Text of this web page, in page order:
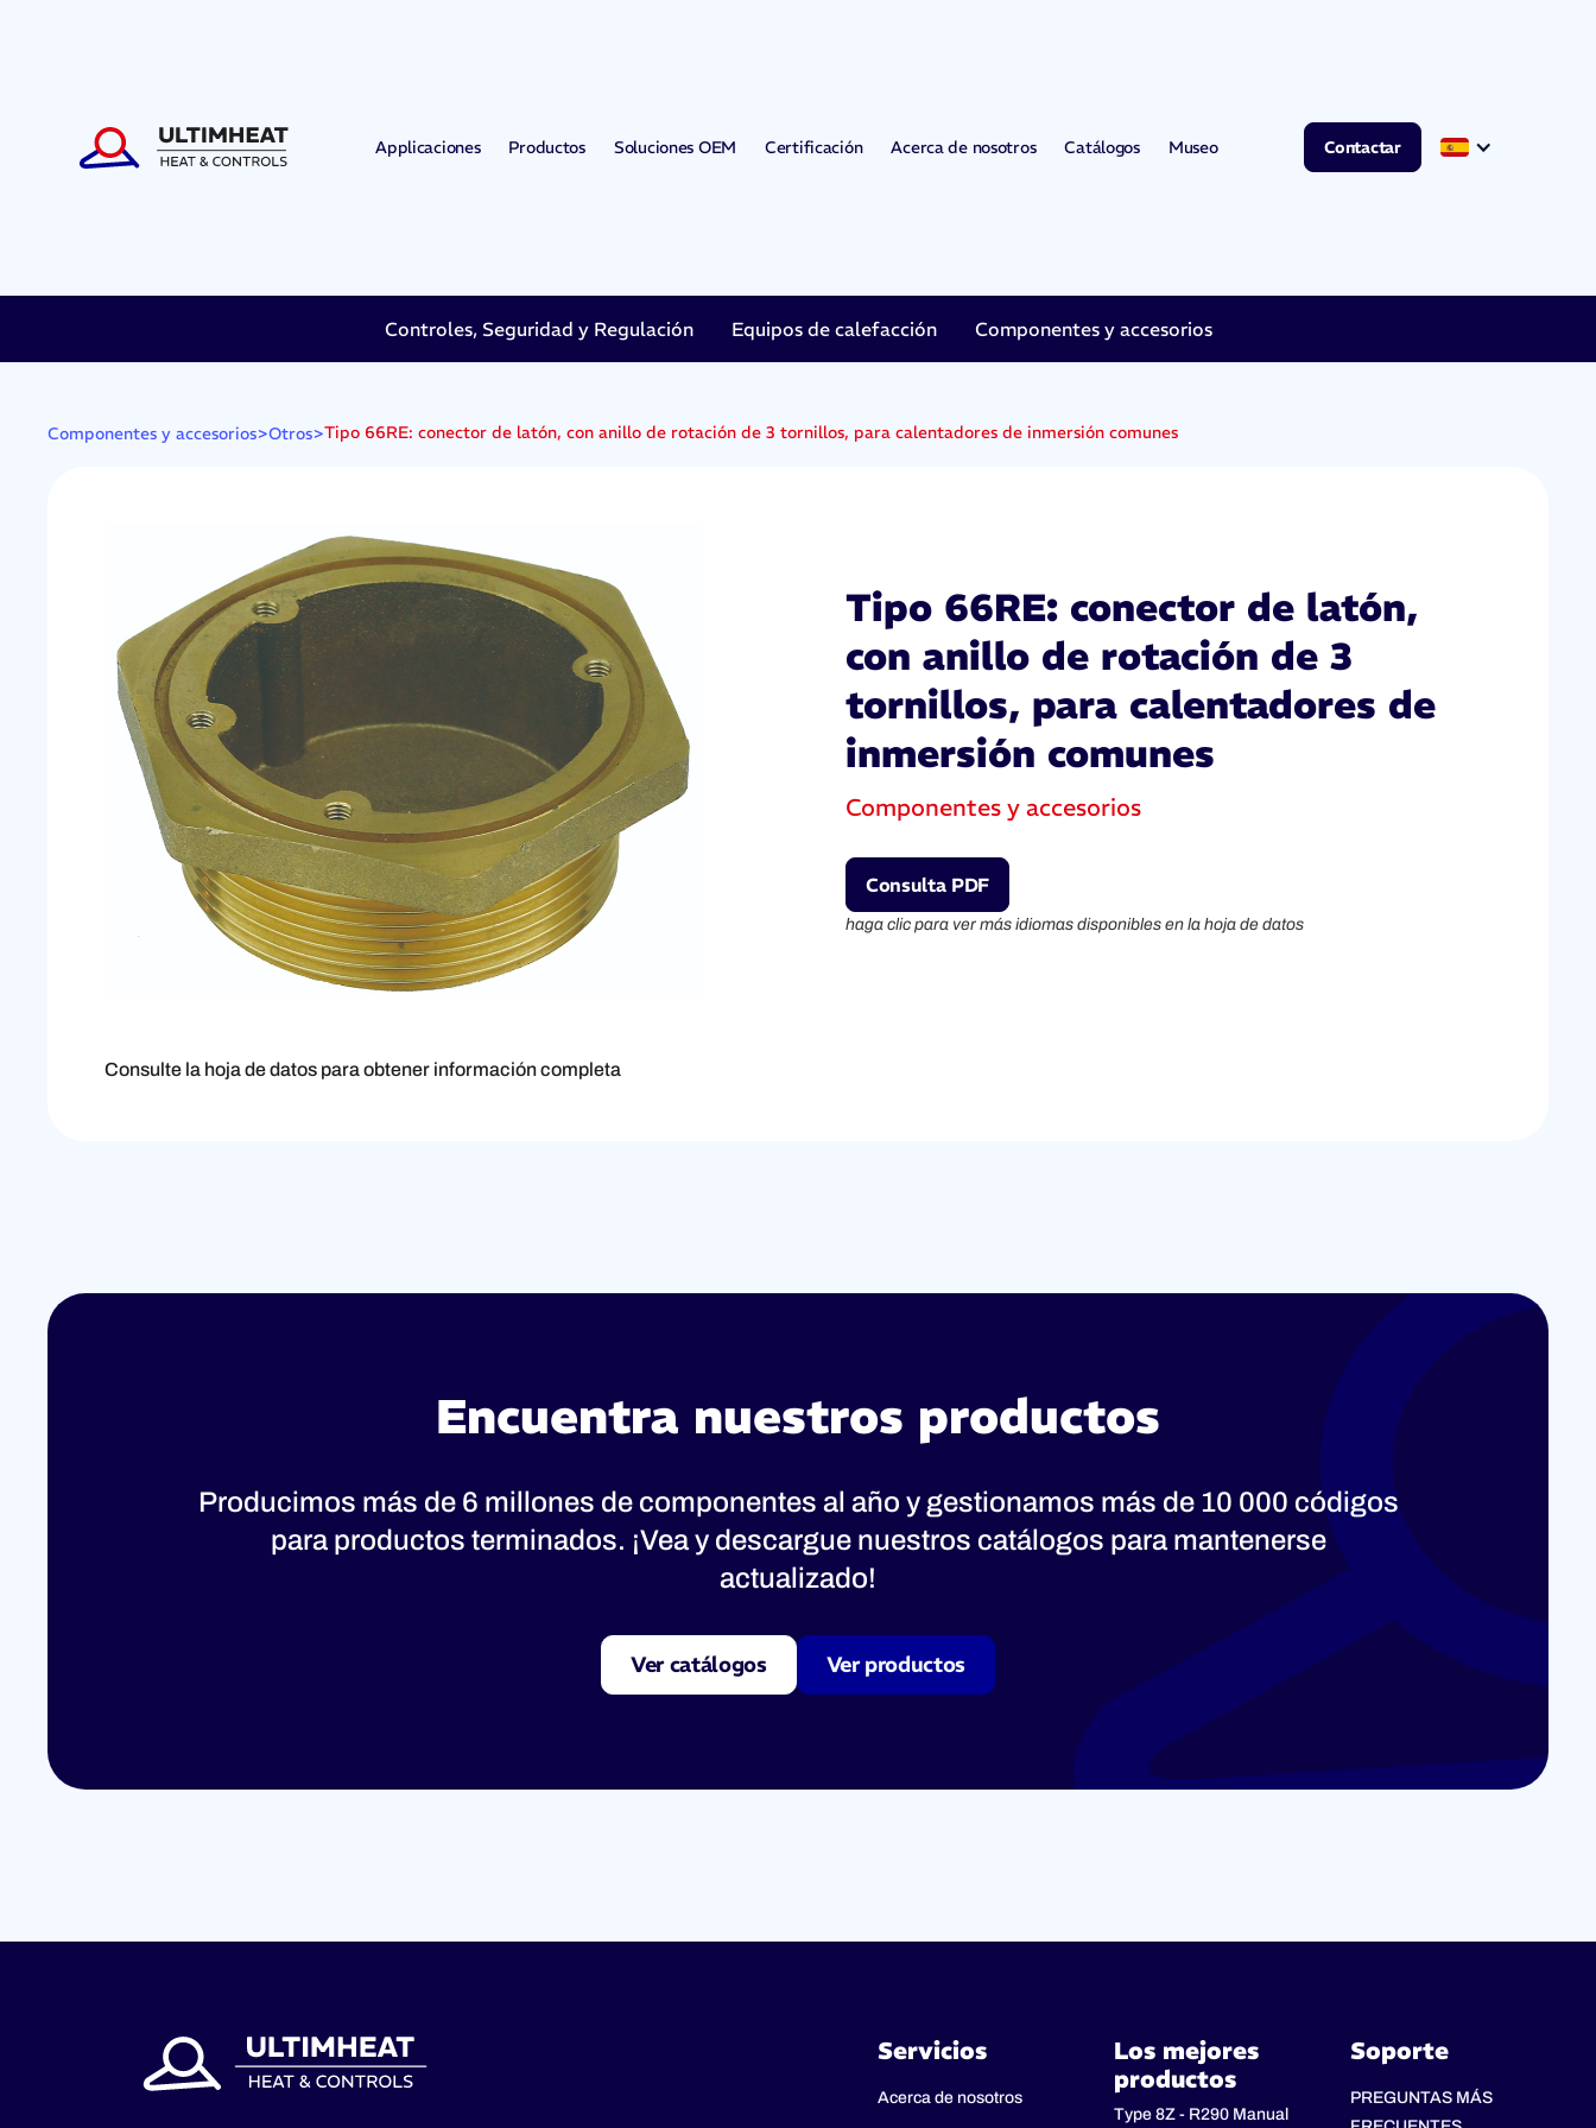
Applicaciones Productos Soluciones OEM Certificación Acerca de nosotros Catálogos Museo Contactar
Controles, Seguridad y Regulación Equipos de calefacción Componentes y accesorios
Componentes y accesorios>Otros>Tipo 66RE: conector de latón, con anillo de rotación de 3 tornillos, para calentadores de inmersión comunes
Tipo 66RE: conector de latón,
con anillo de rotación de 3
tornillos, para calentadores de
inmersión comunes
Componentes y accesorios
Consulta PDF
haga clic para ver más idiomas disponibles en la hoja de datos
Consulte la hoja de datos para obtener información completa
Encuentra nuestros productos
Producimos más de 6 millones de componentes al año y gestionamos más de 10 000 códigos
para productos terminados. ¡Vea y descargue nuestros catálogos para mantenerse
actualizado!
Ver catálogos Ver productos
Servicios
Acerca de nosotros
Los mejores
productos
Type 8Z - R290 Manual
Soporte
PREGUNTAS MÁS